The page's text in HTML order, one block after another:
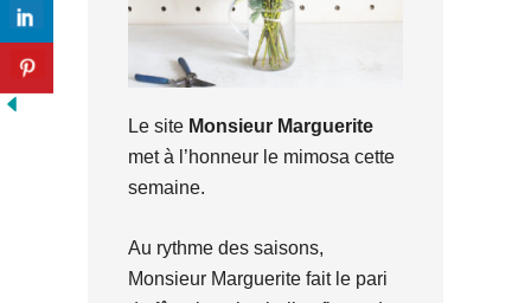
Le site Monsieur Marguerite
met à l’honneur le mimosa cette
semaine.
Au rythme des saisons,
Monsieur Marguerite fait le pari